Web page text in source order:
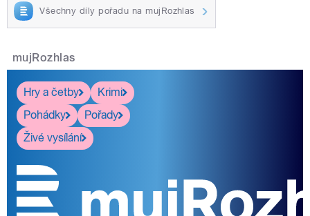
Všechny díly pořadu na mujRozhlas
mujRozhlas
Hry a četby
Krimi
Pohádky
Pořady
Živé vysílání